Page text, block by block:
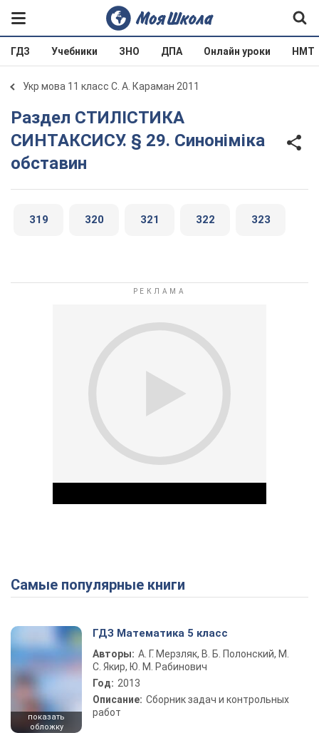
ГДЗ Учебники ЗНО ДПА Онлайн уроки НМТ
Укр мова 11 класс С. А. Караман 2011
Раздел СТИЛІСТИКА
СИНТАКСИСУ. § 29. Синоніміка
обставин
319 320 321 322 323
Play Video
Самые популярные книги
показать
обложку
ГДЗ Математика 5 класс
Авторы: А. Г. Мерзляк, В. Б. Полонский, М.
С. Якир, Ю. М. Рабинович
Год: 2013
Описание: Сборник задач и контрольных
работ